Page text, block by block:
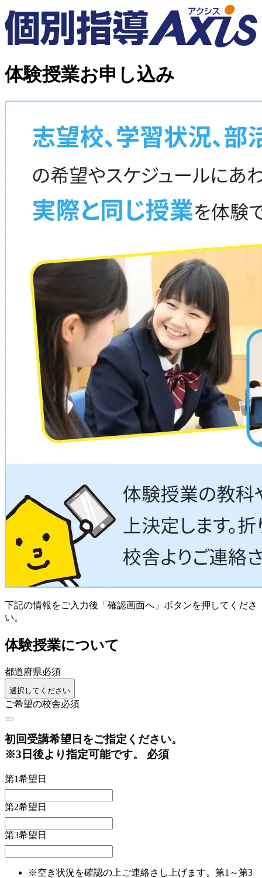
体験授業お申し込み
下記の情報をご入力後「確認画面へ」ボタンを押してくださ
い。
体験授業について
都道府県必須
選択してください
ご希望の校舎必須
初回受講希望日をご指定ください。
※3日後より指定可能です。 必須
第1希望日
第2希望日
第3希望日
※空き状況を確認の上ご連絡さし上げます。第1～第3